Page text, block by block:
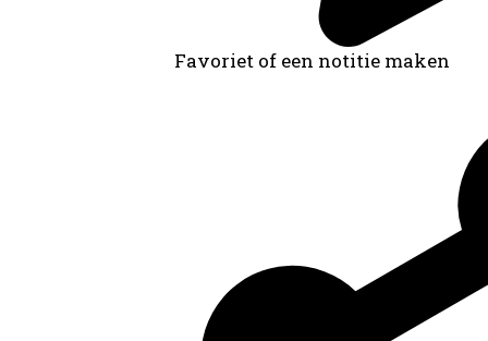
Favoriet of een notitie maken